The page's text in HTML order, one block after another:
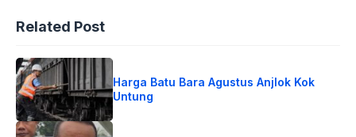
Related Post
Harga Batu Bara Agustus Anjlok Kok
Untung